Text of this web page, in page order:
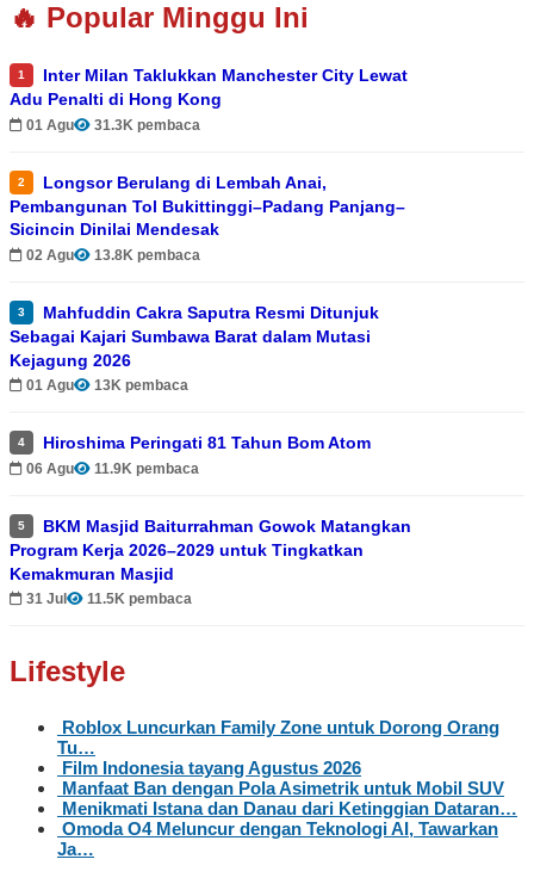
🔥 Popular Minggu Ini
1
Inter Milan Taklukkan Manchester City Lewat
Adu Penalti di Hong Kong
01 Agu 31.3K pembaca
2
Longsor Berulang di Lembah Anai,
Pembangunan Tol Bukittinggi–Padang Panjang–
Sicincin Dinilai Mendesak
02 Agu 13.8K pembaca
3
Mahfuddin Cakra Saputra Resmi Ditunjuk
Sebagai Kajari Sumbawa Barat dalam Mutasi
Kejagung 2026
01 Agu 13K pembaca
4 Hiroshima Peringati 81 Tahun Bom Atom
06 Agu 11.9K pembaca
5
BKM Masjid Baiturrahman Gowok Matangkan
Program Kerja 2026–2029 untuk Tingkatkan
Kemakmuran Masjid
31 Jul 11.5K pembaca
Lifestyle
Roblox Luncurkan Family Zone untuk Dorong Orang
Tu…
Film Indonesia tayang Agustus 2026
Manfaat Ban dengan Pola Asimetrik untuk Mobil SUV
Menikmati Istana dan Danau dari Ketinggian Dataran…
Omoda O4 Meluncur dengan Teknologi AI, Tawarkan
Ja…